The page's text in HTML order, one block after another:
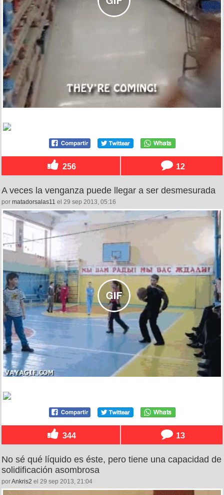
256 12
A veces la venganza puede llegar a ser desmesurada
por matadorsalas11 el 29 sep 2013, 05:16
344 13
No sé qué líquido es éste, pero tiene una capacidad de
solidificación asombrosa
porAnkris2 el 29 sep 2013, 21:04